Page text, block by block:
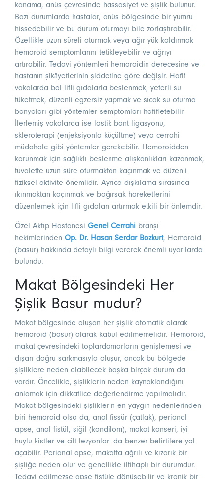
kanama, anüs çevresinde hassasiyet ve şişlik bulunur.
Bazı durumlarda hastalar, anüs bölgesinde bir yumru
hissedebilir ve bu durum oturmayı bile zorlaştırabilir.
Özellikle uzun süreli oturmak veya ağır yük kaldırmak
hemoroid semptomlarını tetikleyebilir ve ağrıyı
artırabilir. Tedavi yöntemleri hemoroidin derecesine ve
hastanın şikâyetlerinin şiddetine göre değişir. Hafif
vakalarda bol lifli gıdalarla beslenmek, yeterli su
tüketmek, düzenli egzersiz yapmak ve sıcak su oturma
banyoları gibi yöntemler semptomları hafifletebilir.
İlerlemiş vakalarda ise lastik bant ligasyonu,
skleroterapi (enjeksiyonla küçültme) veya cerrahi
müdahale gibi yöntemler gerekebilir. Hemoroidden
korunmak için sağlıklı beslenme alışkanlıkları kazanmak,
tuvalette uzun süre oturmaktan kaçınmak ve düzenli
fiziksel aktivite önemlidir. Ayrıca dışkılama sırasında
ıkınmaktan kaçınmak ve bağırsak hareketlerini
düzenlemek için lifli gıdaları artırmak etkili bir önlemdir.
Özel Aktıp Hastanesi Genel Cerrahi branşı
hekimlerinden Op. Dr. Hasan Serdar Bozkurt, Hemoroid
(basur) hakkında detaylı bilgi vererek önemli uyarılarda
bulundu.
Makat Bölgesindeki Her
Şişlik Basur mudur?
Makat bölgesinde oluşan her şişlik otomatik olarak
hemoroid (basur) olarak kabul edilmemelidir. Hemoroid,
makat çevresindeki toplardamarların genişlemesi ve
dışarı doğru sarkmasıyla oluşur, ancak bu bölgede
şişliklere neden olabilecek başka birçok durum da
vardır. Öncelikle, şişliklerin neden kaynaklandığını
anlamak için dikkatlice değerlendirme yapılmalıdır.
Makat bölgesindeki şişliklerin en yaygın nedenlerinden
biri hemoroid olsa da, anal fissür (çatlak), perianal
apse, anal fistül, siğil (kondilom), makat kanseri, iyi
huylu kistler ve cilt lezyonları da benzer belirtilere yol
açabilir. Perianal apse, makatta ağrılı ve kızarık bir
şişliğe neden olur ve genellikle iltihaplı bir durumdur.
Tedavi edilmezse apse fistüle dönüşebilir ve kronik bir